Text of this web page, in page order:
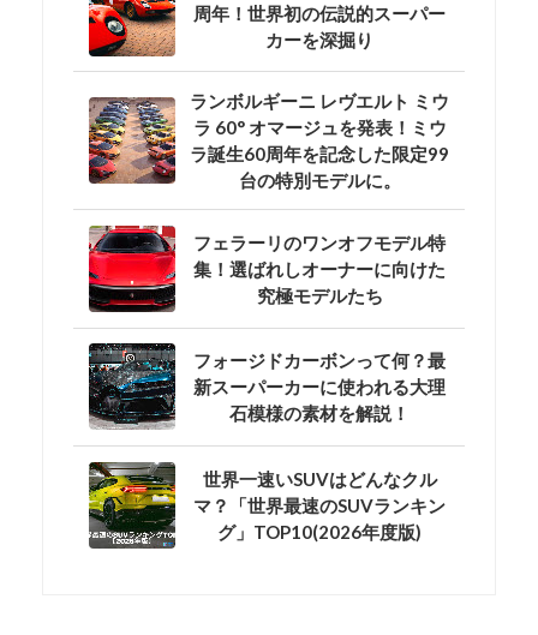
周年！世界初の伝説的スーパー
カーを深掘り
ランボルギーニ レヴエルト ミウ
ラ 60° オマージュを発表！ミウ
ラ誕生60周年を記念した限定99
台の特別モデルに。
フェラーリのワンオフモデル特
集！選ばれしオーナーに向けた
究極モデルたち
フォージドカーボンって何？最
新スーパーカーに使われる大理
石模様の素材を解説！
世界一速いSUVはどんなクル
マ？「世界最速のSUVランキン
グ」TOP10(2026年度版)